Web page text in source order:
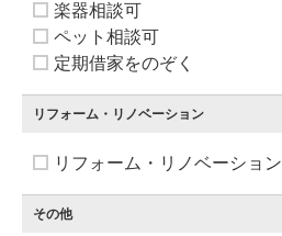
楽器相談可
ペット相談可
定期借家をのぞく
リフォーム・リノベーション
リフォーム・リノベーション
その他